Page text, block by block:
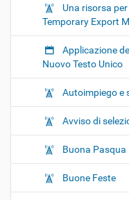
Una risorsa
Temporary Export
Applicazione
Nuovo Testo Unico
Autoimpiego e
Avviso di
Buona Pasqua
Buone Feste